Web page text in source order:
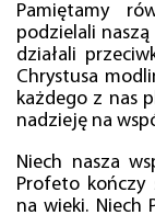
Pamiętamy
podzielali
działali
Chrystusa
każdego z nas
nadzieję na
Niech nasza
Profeto kończy
na wieki. Niech